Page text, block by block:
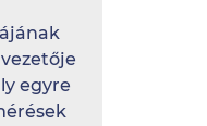
egyre